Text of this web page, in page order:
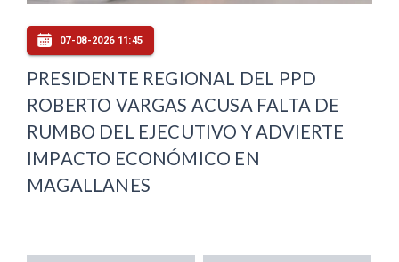
07-08-2026 11:45
PRESIDENTE REGIONAL DEL PPD
ROBERTO VARGAS ACUSA FALTA DE
RUMBO DEL EJECUTIVO Y ADVIERTE
IMPACTO ECONÓMICO EN
MAGALLANES